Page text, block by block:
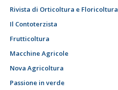
Rivista di Orticoltura e Floricoltura
Il Contoterzista
Frutticoltura
Macchine Agricole
Nova Agricoltura
Passione in verde